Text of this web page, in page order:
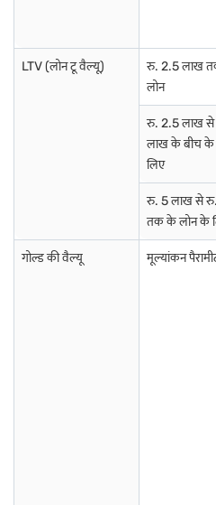
के साथ, आपको सुनिश्चित किया जा सकता है
यह
लिक्विडेट किए बिना फाइनेंशियल एमरजेंसी
अपने गोल्ड की वैल्यू अनलॉक करने के लिए
भारतीय राज्यों और केंद्रशासित
अन्य शहरों में सोने के भाव के बारे
LTV (लोन टू वैल्यू)
रु. 2.5 लाख
लोन
रु. 2.5 लाख
लाख के बीच के
लिए
रु. 5 लाख से
तक के लोन के
गोल्ड की वैल्यू मूल्यांकन